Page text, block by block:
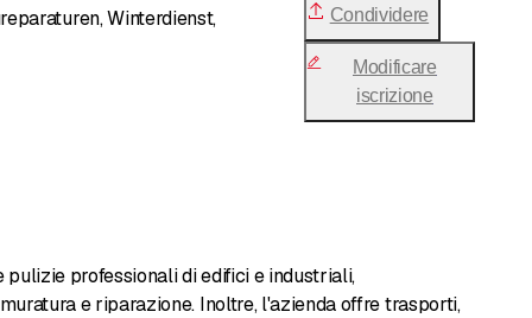
Winterdienst,
Condividere
Modificare
iscrizione
professionali di edifici e industriali,
e riparazione. Inoltre, l'azienda offre trasporti,